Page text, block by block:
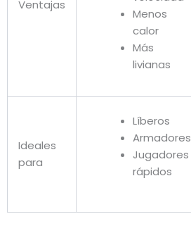
Ventajas
Menos
calor
Más
livianas
Ideales
para
Líberos
Armadores
Jugadores
rápidos